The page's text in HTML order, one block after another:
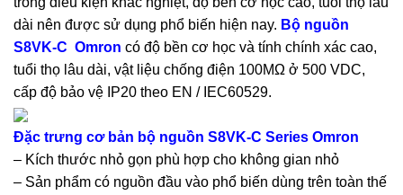
dài nên được sử dụng phổ biến hiện nay. Bộ nguồn
S8VK-C Omron có độ bền cơ học và tính chính xác cao,
tuổi thọ lâu dài, vật liệu chống điện 100MΩ ở 500 VDC,
cấp độ bảo vệ IP20 theo EN / IEC60529.
Đặc trưng cơ bản bộ nguồn S8VK-C Series Omron
– Kích thước nhỏ gọn phù hợp cho không gian nhỏ
– Sản phẩm có nguồn đầu vào phổ biến dùng trên toàn thế